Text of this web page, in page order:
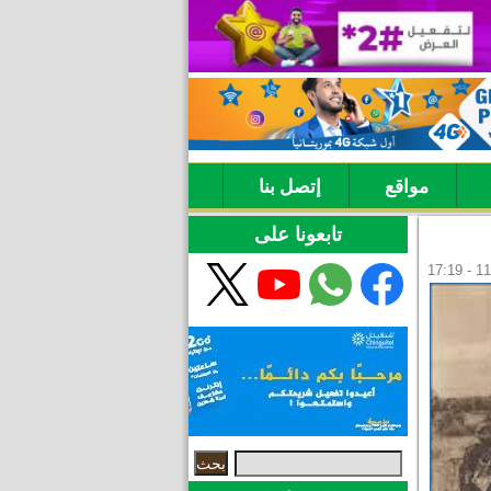
مواقع إتصل بنا
تابعونا على
استمارة البحث
‏بحث ‏